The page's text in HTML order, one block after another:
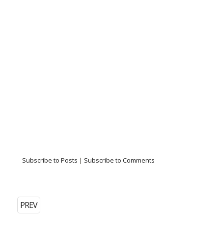
Subscribe to Posts | Subscribe to Comments
PREV